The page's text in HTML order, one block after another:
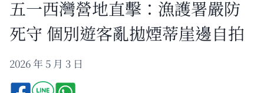
五一西灣營地直擊：漁護署嚴防
死守 個別遊客亂拋煙蒂崖邊自拍
2026 年 5 月 3 日